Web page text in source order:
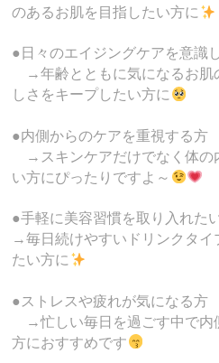
のあるお肌を目指したい方に
●日々のエイジングケアを意識
→年齢とともに気になるお肌
しさをキープしたい方に
●内側からのケアを重視する方
→スキンケアだけでなく体の
い方にぴったりですよ～
●手軽に美容習慣を取り入れた
→毎日続けやすいドリンクタイ
たい方に
●ストレスや疲れが気になる方
→忙しい毎日を過ごす中で内
方におすすめです